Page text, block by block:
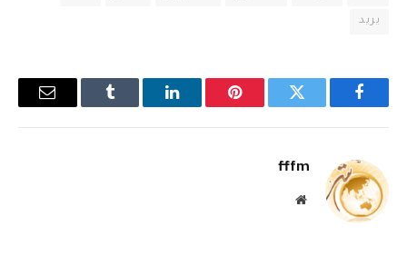
يريد
فيسبوك تويتر بينتيريستلينكدإن Tumblr
البريد
fffm
موقع